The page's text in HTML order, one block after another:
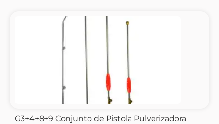
G3+4+8+9 Conjunto de Pistola Pulverizadora